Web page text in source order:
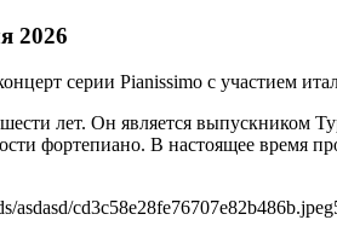
2026
серии Pianissimo с участием
лет. Он является выпускником
фортепиано. В настоящее время
asdasd/cd3c58e28fe76707e82b486b.jpeg